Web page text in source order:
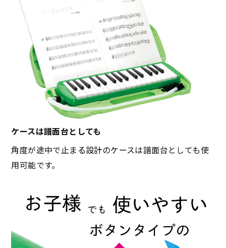
ケースは譜面台としても
角度が途中で止まる設計のケースは譜面台としても使
用可能です。